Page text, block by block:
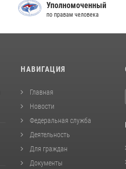
Уполномоченный
по правам человека
НАВИГАЦИЯ
Главная
Новости
Федеральная служба
Деятельность
Для граждан
Документы